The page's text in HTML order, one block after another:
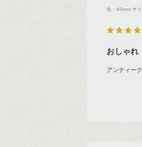
色：60mm サ
おしゃれ
アンティー